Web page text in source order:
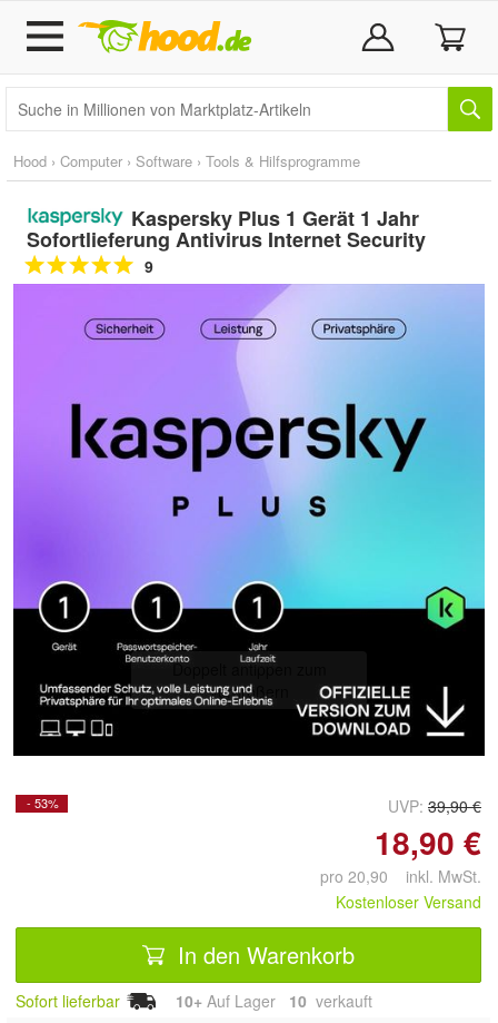
Hood › Computer › Software › Tools & Hilfsprogramme
Kaspersky Plus 1 Gerät 1 Jahr
Sofortlieferung Antivirus Internet Security
9
Doppelt antippen zum
vergrößern
- 53% UVP: 39,90 €
18,90 €
pro 20,90 inkl. MwSt.
Kostenloser Versand
In den Warenkorb
Sofort lieferbar 10+ Auf Lager 10 verkauft